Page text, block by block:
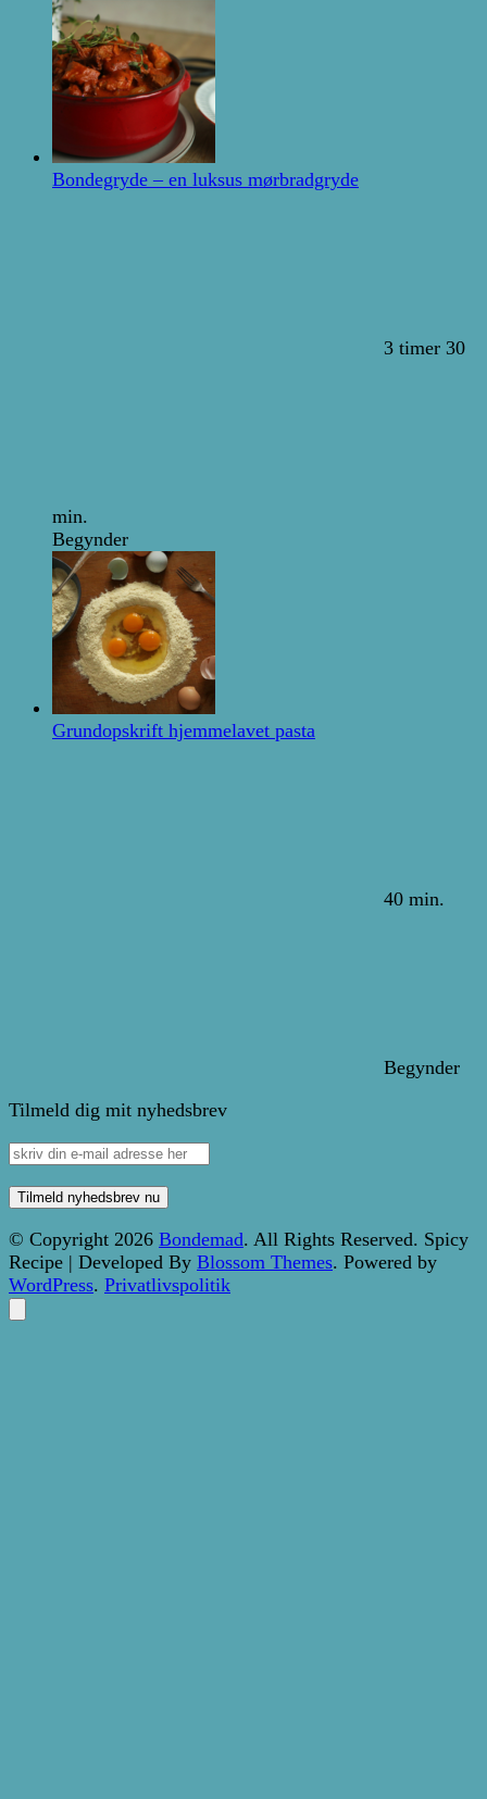
Bondegryde – en luksus mørbradgryde
3 timer 30
min.
Begynder
Grundopskrift hjemmelavet pasta
40 min.
Begynder
Tilmeld dig mit nyhedsbrev
© Copyright 2026 Bondemad. All Rights Reserved. Spicy
Recipe | Developed By Blossom Themes. Powered by
WordPress. Privatlivspolitik